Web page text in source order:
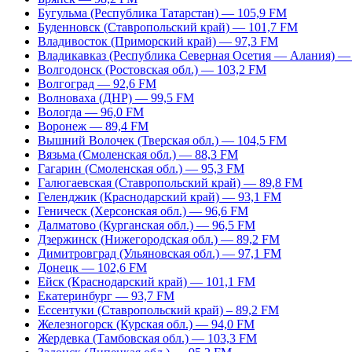
Бугульма (Республика Татарстан) — 105,9 FM
Буденновск (Ставропольский край) — 101,7 FM
Владивосток (Приморский край) — 97,3 FM
Владикавказ (Республика Северная Осетия — Алания)
Волгодонск (Ростовская обл.) — 103,2 FM
Волгоград — 92,6 FM
Волноваха (ДНР) — 99,5 FM
Вологда — 96,0 FM
Воронеж — 89,4 FM
Вышний Волочек (Тверская обл.) — 104,5 FM
Вязьма (Смоленская обл.) — 88,3 FM
Гагарин (Смоленская обл.) — 95,3 FM
Галюгаевская (Ставропольский край) — 89,8 FM
Геленджик (Краснодарский край) — 93,1 FM
Геническ (Херсонская обл.) — 96,6 FM
Далматово (Курганская обл.) — 96,5 FM
Дзержинск (Нижегородская обл.) — 89,2 FM
Димитровград (Ульяновская обл.) — 97,1 FM
Донецк — 102,6 FM
Ейск (Краснодарский край) — 101,1 FM
Екатеринбург — 93,7 FM
Ессентуки (Ставропольский край) – 89,2 FM
Железногорск (Курская обл.) — 94,0 FM
Жердевка (Тамбовская обл.) — 103,3 FM